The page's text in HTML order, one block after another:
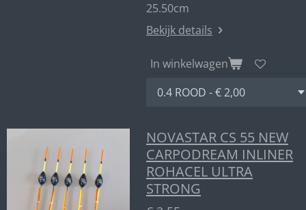
25.50cm
Bekijk details
In winkelwagen
NOVASTAR CS 55 NEW
CARPODREAM INLINER
ROHACEL ULTRA
STRONG